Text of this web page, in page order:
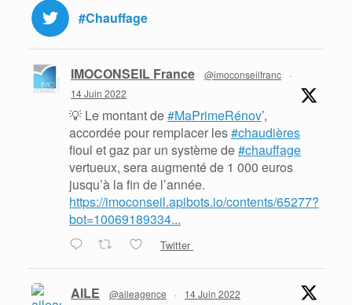
#Chauffage
IMOCONSEIL France @imoconseilfranc
·
14 Juin 2022
💡 Le montant de#MaPrimeRénov’,
accordée pour remplacer les#chaudières
fioul et gaz par un système de#chauffage
vertueux, sera augmenté de 1 000 euros
jusqu’à la fin de l’année.
https://imoconseil.apibots.io/contents/65277?
bot=10069189334...
Twitter
AILE @aileagence · 14 Juin 2022